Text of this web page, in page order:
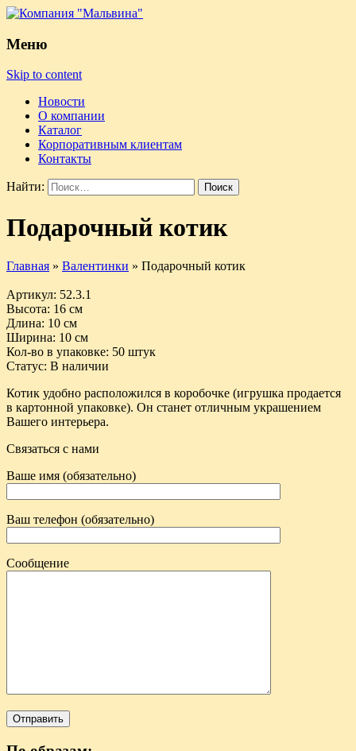
Меню
Skip to content
Новости
О компании
Каталог
Корпоративным клиентам
Контакты
Найти:
Подарочный котик
Главная » Валентинки » Подарочный котик
Артикул: 52.3.1
Высота: 16 см
Длина: 10 см
Ширина: 10 см
Кол-во в упаковке: 50 штук
Статус: В наличии
Котик удобно расположился в коробочке (игрушка продается
в картонной упаковке). Он станет отличным украшением
Вашего интерьера.
Связаться с нами
Ваше имя (обязательно)
Ваш телефон (обязательно)
Сообщение